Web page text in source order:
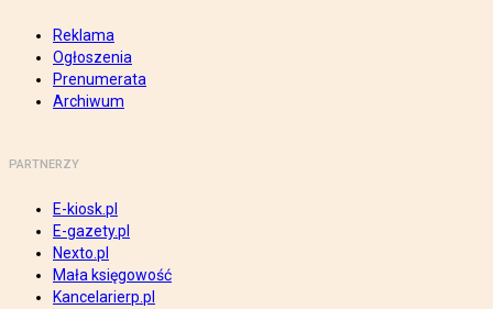
Reklama
Ogłoszenia
Prenumerata
Archiwum
PARTNERZY
E-kiosk.pl
E-gazety.pl
Nexto.pl
Mała księgowość
Kancelarierp.pl